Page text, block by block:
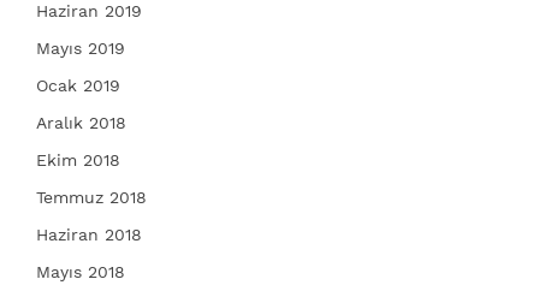
Haziran 2019
Mayıs 2019
Ocak 2019
Aralık 2018
Ekim 2018
Temmuz 2018
Haziran 2018
Mayıs 2018